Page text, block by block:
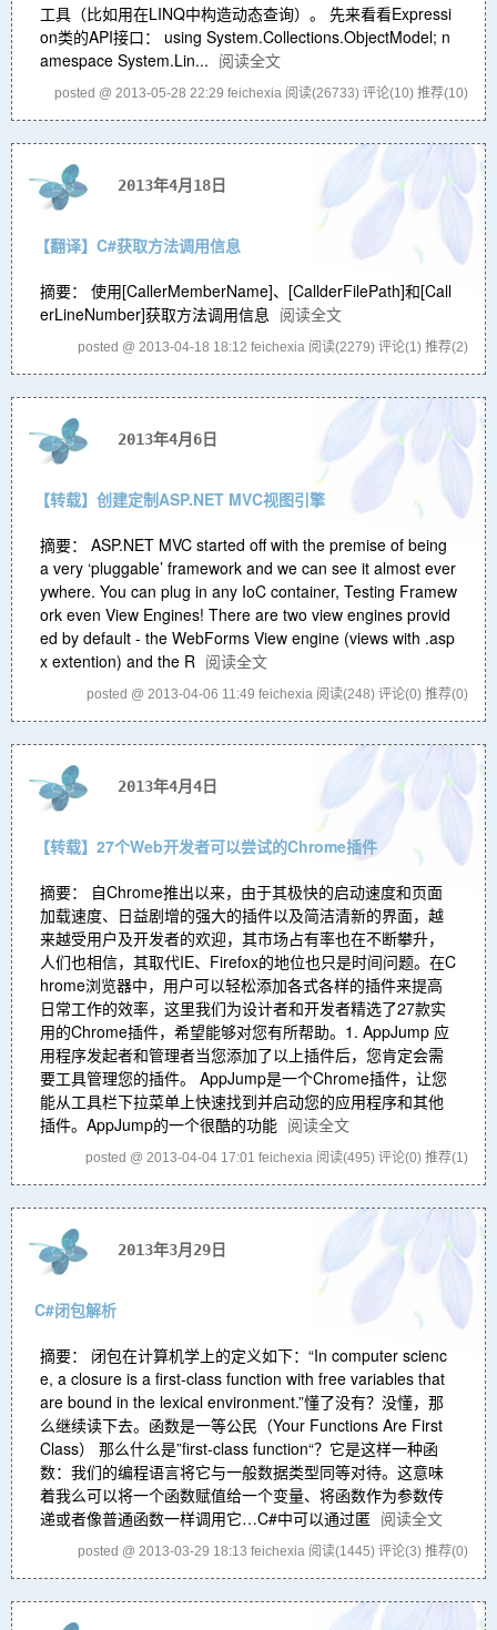
工具（比如用在LINQ中构造动态查询）。 先来看看Expressi
on类的API接口： using System.Collections.ObjectModel; n
amespace System.Lin... 阅读全文
posted @ 2013-05-28 22:29 feichexia 阅读(26733) 评论(10) 推荐(10)
2013年4月18日
【翻译】C#获取方法调用信息
摘要： 使用[CallerMemberName]、[CallderFilePath]和[Call
erLineNumber]获取方法调用信息 阅读全文
posted @ 2013-04-18 18:12 feichexia 阅读(2279) 评论(1) 推荐(2)
2013年4月6日
【转载】创建定制ASP.NET MVC视图引擎
摘要： ASP.NET MVC started off with the premise of being
a very ‘pluggable’ framework and we can see it almost ever
ywhere. You can plug in any IoC container, Testing Framew
ork even View Engines! There are two view engines provid
ed by default - the WebForms View engine (views with .asp
x extention) and the R 阅读全文
posted @ 2013-04-06 11:49 feichexia 阅读(248) 评论(0) 推荐(0)
2013年4月4日
【转载】27个Web开发者可以尝试的Chrome插件
摘要： 自Chrome推出以来，由于其极快的启动速度和页面
加载速度、日益剧增的强大的插件以及简洁清新的界面，越
来越受用户及开发者的欢迎，其市场占有率也在不断攀升，
人们也相信，其取代IE、Firefox的地位也只是时间问题。在C
hrome浏览器中，用户可以轻松添加各式各样的插件来提高
日常工作的效率，这里我们为设计者和开发者精选了27款实
用的Chrome插件，希望能够对您有所帮助。1. AppJump 应
用程序发起者和管理者当您添加了以上插件后，您肯定会需
要工具管理您的插件。 AppJump是一个Chrome插件，让您
能从工具栏下拉菜单上快速找到并启动您的应用程序和其他
插件。AppJump的一个很酷的功能 阅读全文
posted @ 2013-04-04 17:01 feichexia 阅读(495) 评论(0) 推荐(1)
2013年3月29日
C#闭包解析
摘要： 闭包在计算机学上的定义如下：“In computer scienc
e, a closure is a first-class function with free variables that
are bound in the lexical environment.”懂了没有？没懂，那
么继续读下去。函数是一等公民（Your Functions Are First
Class） 那么什么是”first-class function“？它是这样一种函
数：我们的编程语言将它与一般数据类型同等对待。这意味
着我么可以将一个函数赋值给一个变量、将函数作为参数传
递或者像普通函数一样调用它…C#中可以通过匿 阅读全文
posted @ 2013-03-29 18:13 feichexia 阅读(1445) 评论(3) 推荐(0)